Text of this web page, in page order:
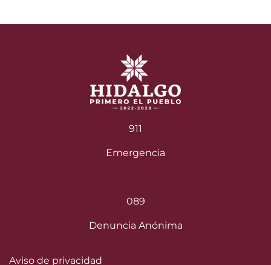
911
Emergencia
089
Denuncia Anónima
Aviso de privacidad